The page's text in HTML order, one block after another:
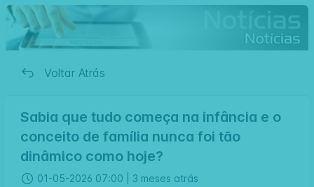
Voltar Atrás
Sabia que tudo começa na infância e o
conceito de família nunca foi tão
dinâmico como hoje?
01-05-2026 07:00 | 3 meses atrás